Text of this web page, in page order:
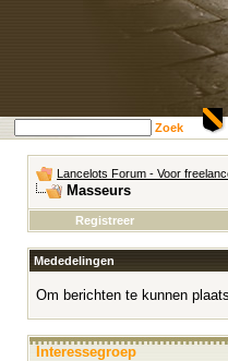
Zoek
Lancelots Forum - Voor
Masseurs
Registreer
Mededelingen
Om berichten te kunnen
Interessegroep